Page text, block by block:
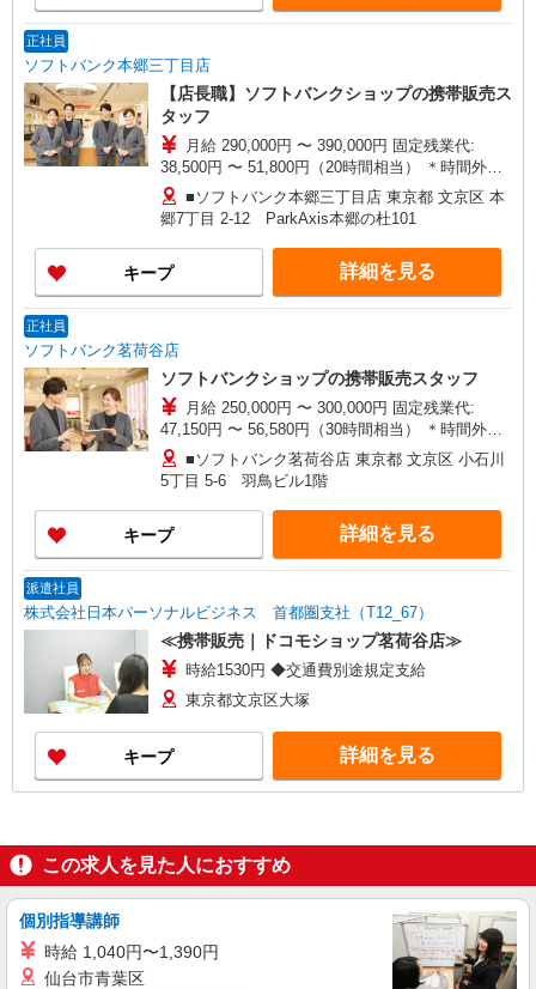
390000 円
正社員
ソフトバンク本郷三丁目店
【店長職】ソフトバンクショップの携帯販売ス
タッフ
月給 290,000円 〜 390,000円 固定残業代:
38,500円 〜 51,800円（20時間相当） ＊時間外手
当は時間外労働の有無にかかわらず、固定残業代
として支給し、 相当時間を超える時間外労働は法
定通り追加で支給します。固定残業代の金額は月
給に応じ設定します 試用期間あり 2ヶ月 ※経験・
能力による 【試用期間】月給 290000 円 〜
390000 円
■ソフトバンク本郷三丁目店 東京都 文京区 本
郷7丁目 2‐12 ParkAxis本郷の杜101
キープ 詳細を見る
正社員
ソフトバンク茗荷谷店
ソフトバンクショップの携帯販売スタッフ
月給 250,000円 〜 300,000円 固定残業代:
47,150円 〜 56,580円（30時間相当） ＊時間外手
当は時間外労働の有無にかかわらず、固定残業代
として支給し、相当時間を超える時間外労働分は
法定どおり追加で支給します。 試用期間あり 1ヶ
月 月給25万円以上 ※経験・能力による 【試用期
間】月給 250000 円 〜 300000 円
■ソフトバンク茗荷谷店 東京都 文京区 小石川
5丁目 5‐6 羽鳥ビル1階
キープ 詳細を見る
派遣社員
株式会社日本パーソナルビジネス 首都圏支社（T12_67）
≪携帯販売｜ドコモショップ茗荷谷店≫
時給1530円 ◆交通費別途規定支給
東京都文京区大塚
キープ 詳細を見る
この求人を見た人におすすめ
個別指導講師
時給 1,040円〜1,390円
仙台市青葉区